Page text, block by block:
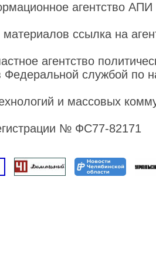
агентство
ссылка на
агентство
Федеральной службой по
и массовых
№ ФС77-82171